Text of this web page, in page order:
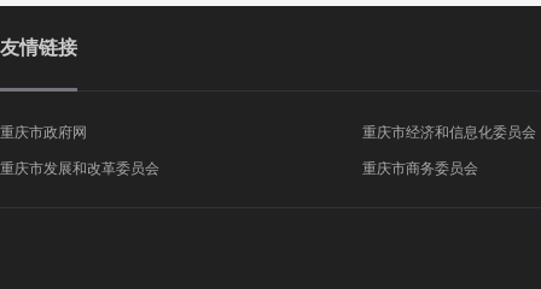
友情链接
重庆市政府网
重庆市经济和信息化委员会
重庆市发展和改革委员会
重庆市商务委员会